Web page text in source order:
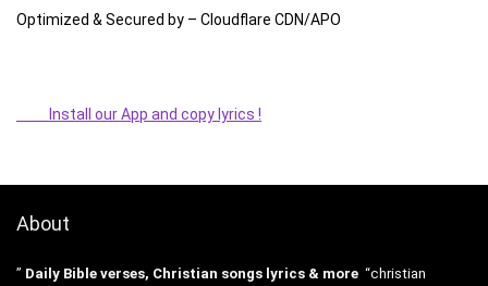
Optimized & Secured by – Cloudflare CDN/APO
Install our App and copy lyrics !
About
” Daily Bible verses, Christian songs lyrics & more “christian